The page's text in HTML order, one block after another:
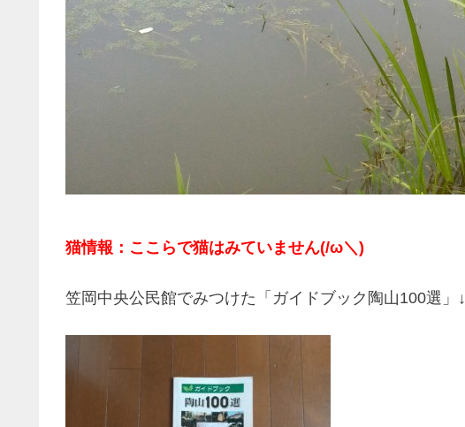
猫情報：ここらで猫はみていません(/ω＼)
笠岡中央公民館でみつけた「ガイドブック陶山100選」↓